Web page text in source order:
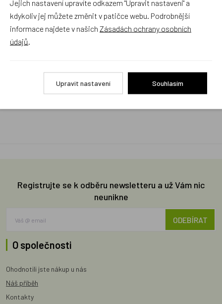
Milujeme české výrobky
Objednávky obsahující jen skladové položky
expedujeme i v den objednávky, ostatní dle dodací
Registrujte se k odběru newsletteru a už Vám nic
neunikne
ODEBÍRAT
O společnosti
Ohodnotili jste nákup u nás
Náš příběh
Kontakty
Jejich nastavení upravíte odkazem "Upravit nastavení" a
kdykoliv jej můžete změnit v patičce webu. Podrobnější
informace najdete v našich Zásadách ochrany osobních
údajů
Upravit nastavení Souhlasím